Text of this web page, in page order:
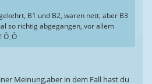
B1 und B2, waren nett, aber B3
so richtig abgegangen, vor allem
Ô_Ô
Meinung,aber in dem Fall hast du